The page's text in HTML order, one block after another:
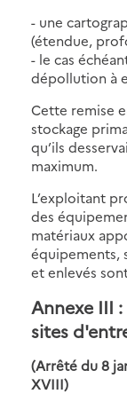
- une
(étendue,
- le cas
dépollution à
Cette remise
stockage
qu’ils
maximum.
L’exploitant
des
matériaux
équipements,
et enlevés
Annexe III
sites
(Arrêté du 8
XVIII)